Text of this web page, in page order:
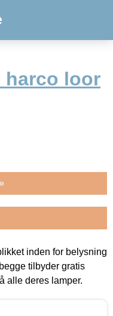
harco loor
inden for belysning
tilbyder gratis
alle deres lamper.